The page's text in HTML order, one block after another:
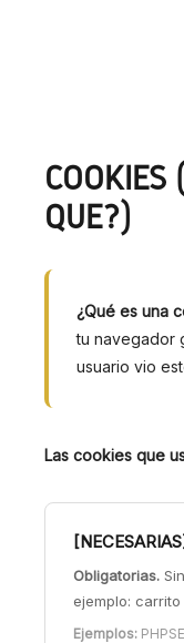
COOKIES
QUÉ?)
¿Qué es una
tu navegador
usuario vio
Las cookies que
Obligatorias.
ejemplo:
Ejemplos: